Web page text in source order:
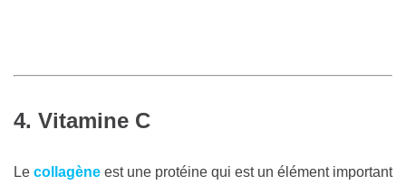
4. Vitamine C
Le collagène est une protéine qui est un élément important